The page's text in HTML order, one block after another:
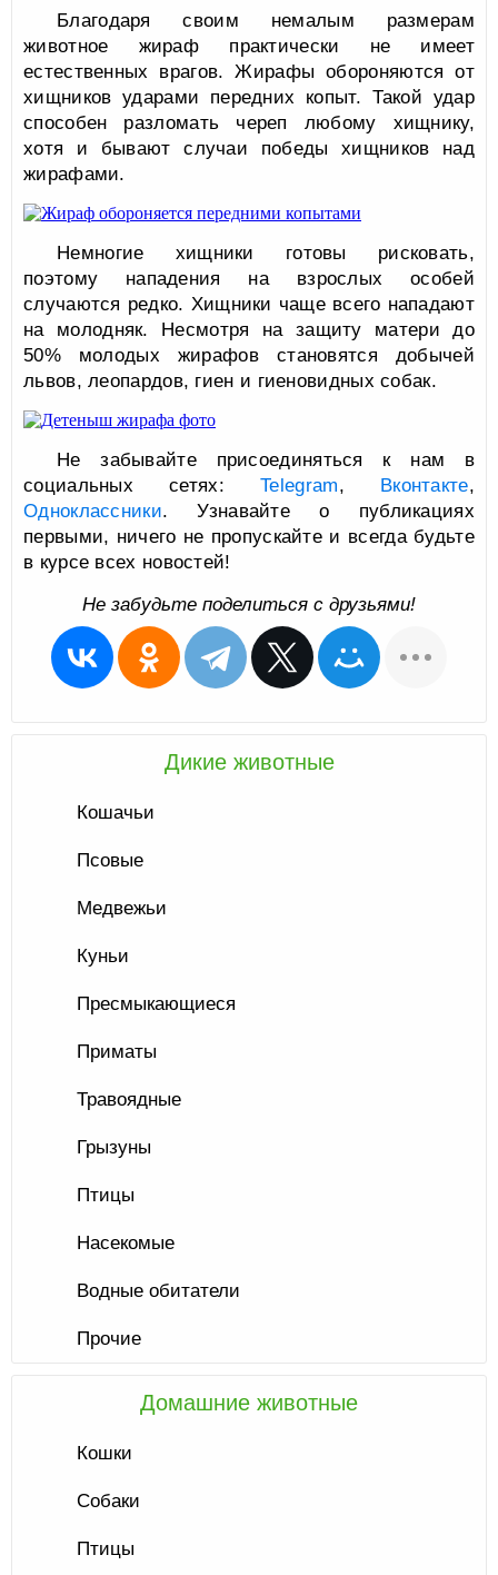
Благодаря своим немалым размерам
животное жираф практически не имеет
естественных врагов. Жирафы обороняются от
хищников ударами передних копыт. Такой удар
способен разломать череп любому хищнику,
хотя и бывают случаи победы хищников над
жирафами.
Немногие хищники готовы рисковать,
поэтому нападения на взрослых особей
случаются редко. Хищники чаще всего нападают
на молодняк. Несмотря на защиту матери до
50% молодых жирафов становятся добычей
львов, леопардов, гиен и гиеновидных собак.
Не забывайте присоединяться к нам в
социальных сетях:Telegram, Вконтакте,
Одноклассники. Узнавайте о публикациях
первыми, ничего не пропускайте и всегда будьте
в курсе всех новостей!
Не забудьте поделиться с друзьями!
Дикие животные
Кошачьи
Псовые
Медвежьи
Куньи
Пресмыкающиеся
Приматы
Травоядные
Грызуны
Птицы
Насекомые
Водные обитатели
Прочие
Домашние животные
Кошки
Собаки
Птицы